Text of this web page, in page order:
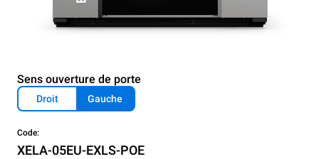
Sens ouverture de porte
Droit Gauche
Code:
XELA-05EU-EXLS-POE